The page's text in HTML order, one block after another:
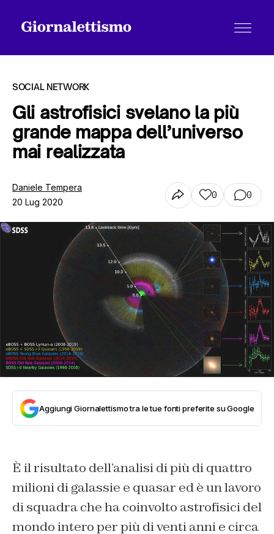
Tutti gli articoli
Chi siamo
Contatti
SOCIAL NETWORK
Gli astrofisici svelano la più
grande mappa dell’universo
mai realizzata
Daniele Tempera
20 Lug 2020
0 0
Aggiungi Giornalettismo tra le tue fonti preferite su Google
È il risultato dell’analisi di più di quattro
milioni di galassie e quasar ed è un lavoro
di squadra che ha coinvolto astrofisici del
mondo intero per più di venti anni e circa